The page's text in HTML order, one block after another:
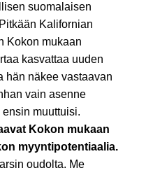
suomalaisen
Kalifornian
Kokon mukaan
kasvattaa uuden
hän näkee vastaavan
vain asenne
muuttuisi.
Kokon mukaan
myyntipotentiaalia.
oudolta. Me